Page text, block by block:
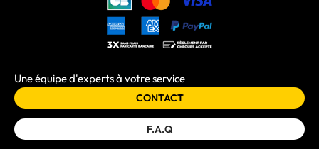
Une équipe d'experts à votre service
CONTACT
F.A.Q